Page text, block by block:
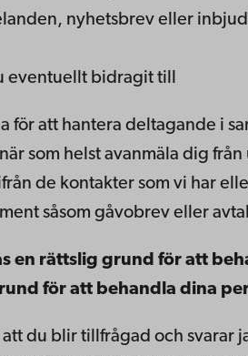
nyhetsbrev eller
eventuellt bidragit till
för att hantera deltagande i
som helst avanmäla dig från
de kontakter som vi har
såsom gåvobrev eller
en rättslig grund för att
för att behandla dina
du blir tillfrågad och svarar